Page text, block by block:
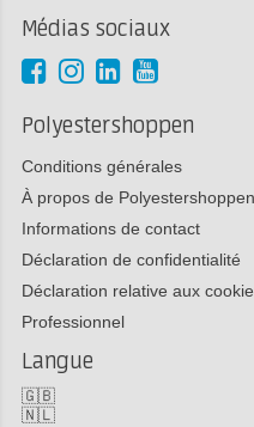
Médias sociaux
Polyestershoppen
Conditions générales
À propos de
Informations de contact
Déclaration de confidentialité
Déclaration relative aux
Professionnel
Langue
🇬🇧
🇳🇱